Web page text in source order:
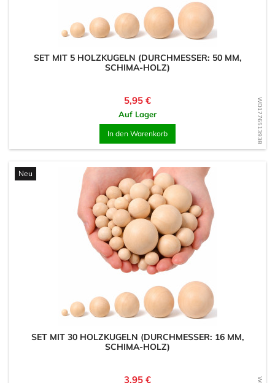
WD1776513938
SET MIT 5 HOLZKUGELN (DURCHMESSER: 50 MM,
SCHIMA-HOLZ)
Preis
5,95 €
Auf Lager
In den Warenkorb
Neu
SET MIT 30 HOLZKUGELN (DURCHMESSER: 16 MM,
SCHIMA-HOLZ)
Preis
3,95 €